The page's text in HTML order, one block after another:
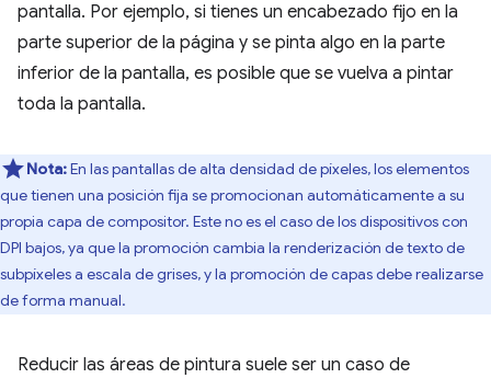
pantalla. Por ejemplo, si tienes un encabezado fijo en la
parte superior de la página y se pinta algo en la parte
inferior de la pantalla, es posible que se vuelva a pintar
toda la pantalla.
Nota:En las pantallas de alta densidad de píxeles, los elementos
que tienen una posición fija se promocionan automáticamente a su
propia capa de compositor. Este no es el caso de los dispositivos con
DPI bajos, ya que la promoción cambia la renderización de texto de
subpíxeles a escala de grises, y la promoción de capas debe realizarse
de forma manual.
Reducir las áreas de pintura suele ser un caso de